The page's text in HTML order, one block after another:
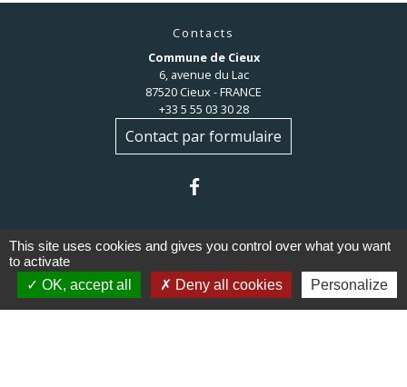
Contacts
Commune de Cieux
6, avenue du Lac
87520 Cieux - FRANCE
+33 5 55 03 30 28
Contact par formulaire
Liens
This site uses cookies and gives you control over what you want
to activate
OK, accept all
Deny all cookies Personalize